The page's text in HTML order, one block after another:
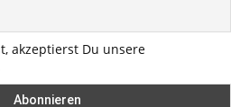
akzeptierst Du unsere